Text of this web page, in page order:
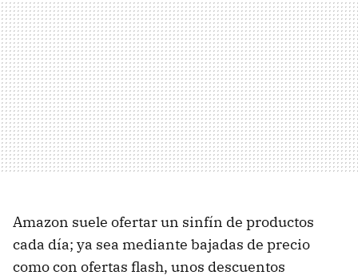
Amazon suele ofertar un sinfín de productos
cada día; ya sea mediante bajadas de precio
como con ofertas flash, unos descuentos